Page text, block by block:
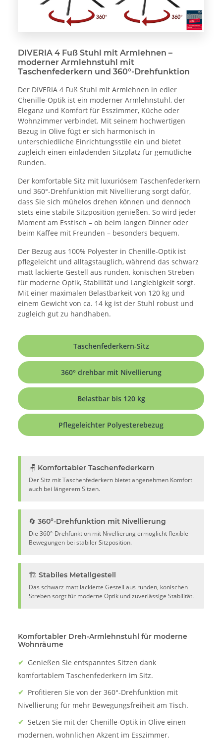
DIVERIA 4 Fuß Stuhl mit Armlehnen –
moderner Armlehnstuhl mit
Taschenfederkern und 360°-Drehfunktion
Der DIVERIA 4 Fuß Stuhl mit Armlehnen in edler
Chenille-Optik ist ein moderner Armlehnstuhl, der
Eleganz und Komfort für Esszimmer, Küche oder
Wohnzimmer verbindet. Mit seinem hochwertigen
Bezug in Olive fügt er sich harmonisch in
unterschiedliche Einrichtungsstile ein und bietet
zugleich einen einladenden Sitzplatz für gemütliche
Runden.
Der komfortable Sitz mit luxuriösem Taschenfederkern
und 360°-Drehfunktion mit Nivellierung sorgt dafür,
dass Sie sich mühelos drehen können und dennoch
stets eine stabile Sitzposition genießen. So wird jeder
Moment am Esstisch – ob beim langen Dinner oder
beim Kaffee mit Freunden – besonders bequem.
Der Bezug aus 100% Polyester in Chenille-Optik ist
pflegeleicht und alltagstauglich, während das schwarz
matt lackierte Gestell aus runden, konischen Streben
für moderne Optik, Stabilität und Langlebigkeit sorgt.
Mit einer maximalen Belastbarkeit von 120 kg und
einem Gewicht von ca. 14 kg ist der Stuhl robust und
zugleich gut zu handhaben.
Taschenfederkern-Sitz
360° drehbar mit Nivellierung
Belastbar bis 120 kg
Pflegeleichter Polyesterebezug
🪑 Komfortabler Taschenfederkern
Der Sitz mit Taschenfederkern bietet angenehmen Komfort
auch bei längerem Sitzen.
🔄 360°-Drehfunktion mit Nivellierung
Die 360°-Drehfunktion mit Nivellierung ermöglicht flexible
Bewegungen bei stabiler Sitzposition.
🏗️ Stabiles Metallgestell
Das schwarz matt lackierte Gestell aus runden, konischen
Streben sorgt für moderne Optik und zuverlässige Stabilität.
Komfortabler Dreh-Armlehnstuhl für moderne
Wohnräume
✔ Genießen Sie entspanntes Sitzen dank
komfortablem Taschenfederkern im Sitz.
✔ Profitieren Sie von der 360°-Drehfunktion mit
Nivellierung für mehr Bewegungsfreiheit am Tisch.
✔ Setzen Sie mit der Chenille-Optik in Olive einen
modernen, wohnlichen Akzent im Esszimmer.